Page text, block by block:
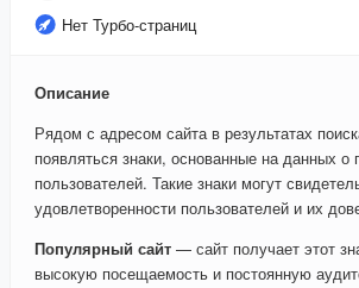
Нет Турбо-страниц
Описание
Рядом с адресом сайта в результатах
появляться знаки, основанные на данных о
пользователей. Такие знаки могут
удовлетворенности пользователей и их
Популярный сайт — сайт получает этот
высокую посещаемость и постоянную